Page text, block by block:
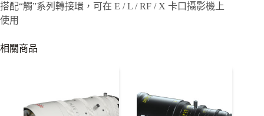
搭配“觸”系列轉接環，可在 E / L / RF / X 卡口攝影機上
使用
相關商品